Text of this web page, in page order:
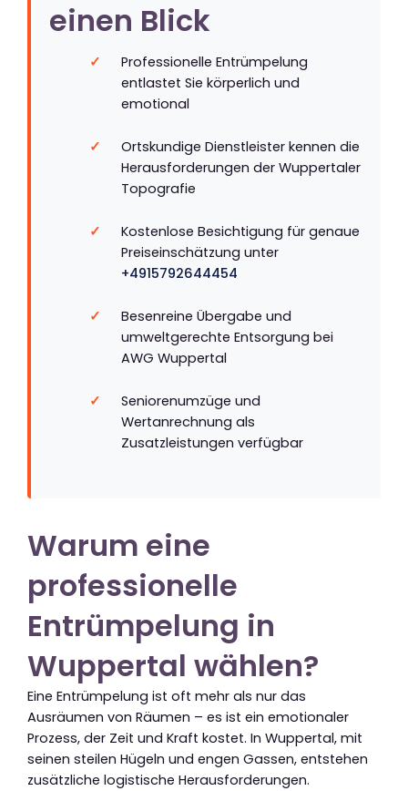
einen Blick
Professionelle Entrümpelung
entlastet Sie körperlich und
emotional
Ortskundige Dienstleister kennen die
Herausforderungen der Wuppertaler
Topografie
Kostenlose Besichtigung für genaue
Preiseinschätzung unter
+4915792644454
Besenreine Übergabe und
umweltgerechte Entsorgung bei
AWG Wuppertal
Seniorenumzüge und
Wertanrechnung als
Zusatzleistungen verfügbar
Warum eine
professionelle
Entrümpelung in
Wuppertal wählen?
Eine Entrümpelung ist oft mehr als nur das
Ausräumen von Räumen – es ist ein emotionaler
Prozess, der Zeit und Kraft kostet. In Wuppertal, mit
seinen steilen Hügeln und engen Gassen, entstehen
zusätzliche logistische Herausforderungen.